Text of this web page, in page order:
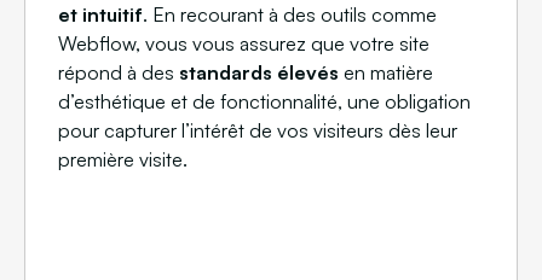
et intuitif. En recourant à des outils comme
Webflow, vous vous assurez que votre site
répond à des standards élevés en matière
d’esthétique et de fonctionnalité, une obligation
pour capturer l’intérêt de vos visiteurs dès leur
première visite.